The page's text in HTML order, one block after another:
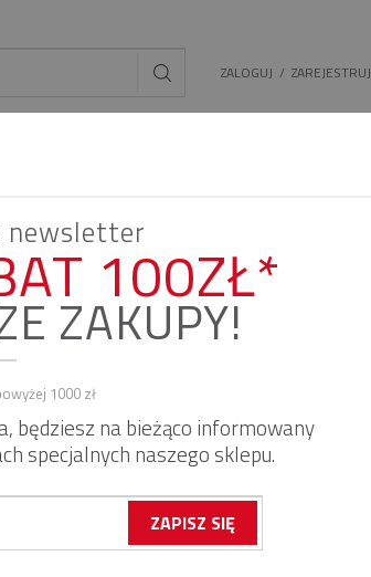
ZALOGUJ /ZAREJESTRUJ
Φ 160 h=15,0m
newsletter100ZŁ*
ZAKUPY!
1000 zł
będziesz na bieżąco informowany
specjalnych naszego sklepu.